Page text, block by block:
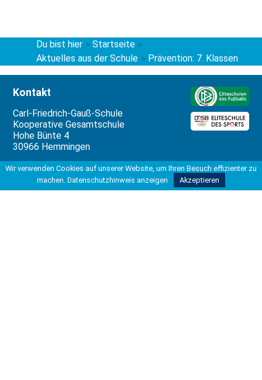
Du bist hier > Startseite >
Aktuelles aus der Schule > Prävention: 7. Klassen
Kontakt
Carl-Friedrich-Gauß-Schule
Kooperative Gesamtschule
Hohe Bünte 4
30966 Hemmingen
Tel 0511 42037-200
Fax 0511 42037-211
info@kgshemmingen.de
Wir verwenden Cookies auf unserer Website, um Ihren Besuch effizienter zu
machen. Datenschutzhinweis anzeigen Akzeptieren